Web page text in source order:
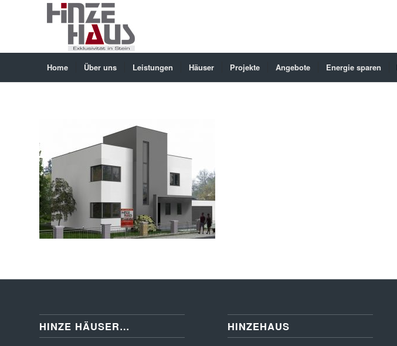
Home Über uns Leistungen Häuser Projekte Angebote Energie sparen
HINZE HÄUSER… HINZEHAUS